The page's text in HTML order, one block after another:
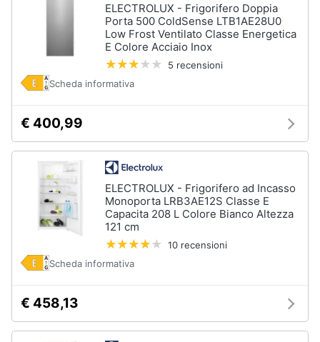
ELECTROLUX - Frigorifero Doppia
Porta 500 ColdSense LTB1AE28U0
Low Frost Ventilato Classe Energetica
E Colore Acciaio Inox
5 recensioni
Scheda informativa
€ 400,99
ELECTROLUX - Frigorifero ad Incasso
Monoporta LRB3AE12S Classe E
Capacita 208 L Colore Bianco Altezza
121 cm
10 recensioni
Scheda informativa
€ 458,13